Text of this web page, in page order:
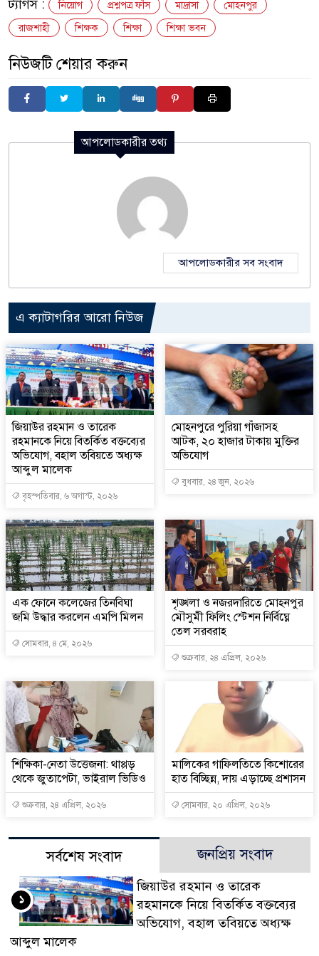
ট্যাগস : নিয়োগ প্রশ্নপত্র ফাঁস মাদ্রাসা
মোহনপুর
রাজশাহী
শিক্ষক শিক্ষা শিক্ষা ভবন
নিউজটি শেয়ার করুন
আপলোডকারীর তথ্য
আপলোডকারীর সব সংবাদ
এ ক্যাটাগরির আরো নিউজ
জিয়াউর রহমান ও তারেক
রহমানকে নিয়ে বিতর্কিত বক্তব্যের
অভিযোগ, বহাল তবিয়তে অধ্যক্ষ
আব্দুল মালেক
বৃহস্পতিবার, ৬ অগাস্ট, ২০২৬
মোহনপুরে পুরিয়া গাঁজাসহ
আটক, ২০ হাজার টাকায় মুক্তির
অভিযোগ
বুধবার, ২৪ জুন, ২০২৬
এক ফোনে কলেজের তিনবিঘা
জমি উদ্ধার করলেন এমপি মিলন
সোমবার, ৪ মে, ২০২৬
শৃঙ্খলা ও নজরদারিতে মোহনপুর
মৌসুমী ফিলিং স্টেশন নির্বিঘ্নে
তেল সরবরাহ
শুক্রবার, ২৪ এপ্রিল, ২০২৬
শিক্ষিকা-নেতা উত্তেজনা: থাপ্পড়
থেকে জুতাপেটা, ভাইরাল ভিডিও
শুক্রবার, ২৪ এপ্রিল, ২০২৬
মালিকের গাফিলতিতে কিশোরের
হাত বিচ্ছিন্ন, দায় এড়াচ্ছে প্রশাসন
সোমবার, ২০ এপ্রিল, ২০২৬
সর্বশেষ সংবাদ জনপ্রিয় সংবাদ
জিয়াউর রহমান ও তারেক
রহমানকে নিয়ে বিতর্কিত বক্তব্যের
অভিযোগ, বহাল তবিয়তে অধ্যক্ষ
আব্দুল মালেক
১